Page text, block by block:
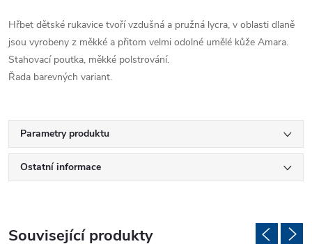
Hřbet dětské rukavice tvoří vzdušná a pružná lycra, v oblasti dlaně
jsou vyrobeny z měkké a přitom velmi odolné umělé kůže Amara.
Stahovací poutka, měkké polstrování.
Řada barevných variant.
Parametry produktu
Ostatní informace
Související produkty